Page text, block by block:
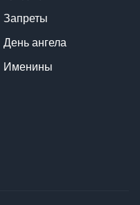
Запреты
День ангела
Именины